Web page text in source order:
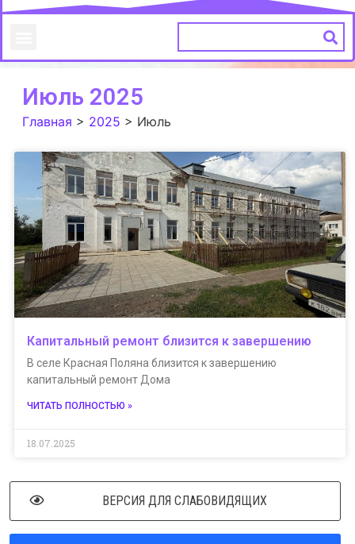
Июль 2025
Главная > 2025 > Июль
Капитальный ремонт близится к завершению
В селе Красная Поляна близится к завершению
капитальный ремонт Дома
ЧИТАТЬ ПОЛНОСТЬЮ »
18.07.2025
ВЕРСИЯ ДЛЯ СЛАБОВИДЯЩИХ